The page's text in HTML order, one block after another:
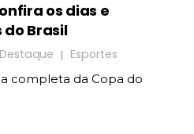
os dias e
do Brasil
Destaque Esportes
completa da Copa do